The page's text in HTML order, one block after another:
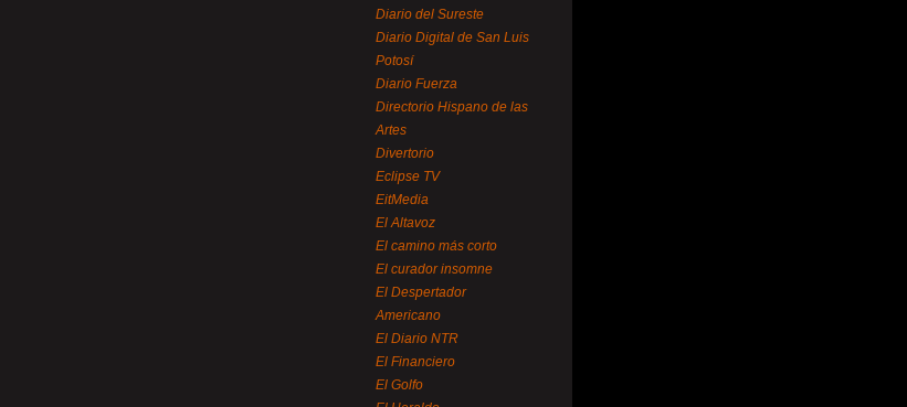
Diario del Sureste
Diario Digital de San Luis
Potosí
Diario Fuerza
Directorio Hispano de las
Artes
Divertorio
Eclipse TV
EitMedia
El Altavoz
El camino más corto
El curador insomne
El Despertador
Americano
El Diario NTR
El Financiero
El Golfo